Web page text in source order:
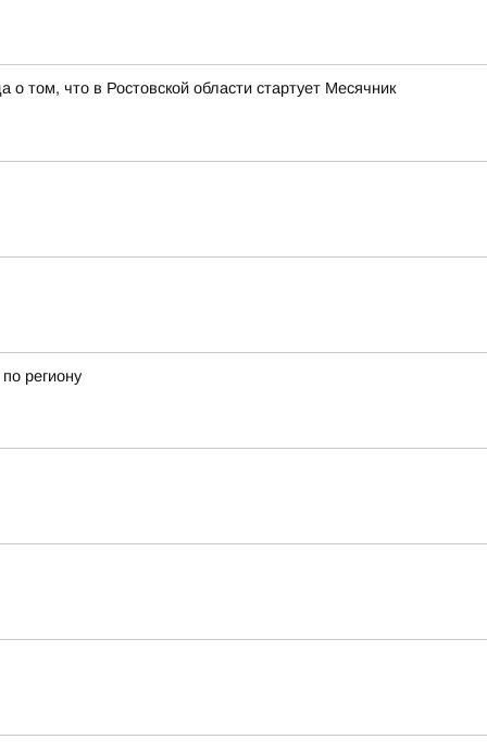
том, что в Ростовской области стартует Месячник
региону